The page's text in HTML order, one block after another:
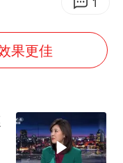
2026》歌王
奶茶到底有多火
国防部：中国军队坚决反制任何闹海挑衅图谋
良好增长态势
果更佳